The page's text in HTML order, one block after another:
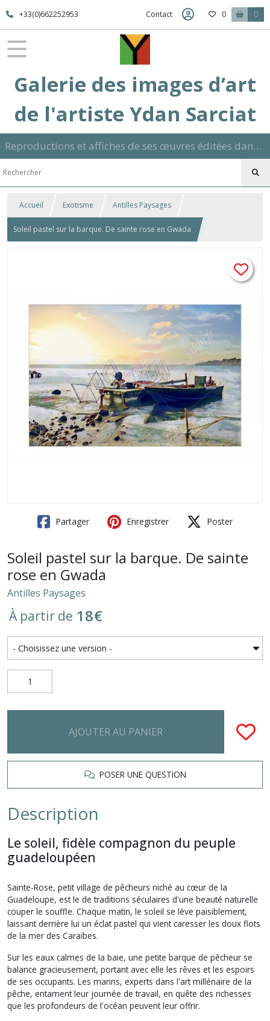
+33(0)662252953 Contact 0 0
Galerie des images d’art
de l'artiste Ydan Sarciat
Reproductions et affiches de ses œuvres éditées dans son atelier sur papier ou toile dans différents formats et signées manuscrite
Accueil Exotisme Antilles Paysages
Soleil pastel sur la barque. De sainte rose en Gwada
Partager Enregistrer Poster
Soleil pastel sur la barque. De sainte
rose en Gwada
Antilles Paysages
À partir de 18€
AJOUTER AU PANIER
POSER UNE QUESTION
Description
Le soleil, fidèle compagnon du peuple
guadeloupéen
Sainte-Rose, petit village de pêcheurs niché au cœur de la
Guadeloupe, est le de traditions séculaires d'une beauté naturelle
couper le souffle. Chaque matin, le soleil se lève paisiblement,
laissant derrière lui un éclat pastel qui vient caresser les doux flots
de la mer des Caraïbes.
Sur les eaux calmes de la baie, une petite barque de pêcheur se
balance gracieusement, portant avec elle les rêves et les espoirs
de ses occupants. Les marins, experts dans l'art millénaire de la
pêche, entament leur journée de travail, en quête des richesses
que les profondeurs de l'océan peuvent leur offrir.